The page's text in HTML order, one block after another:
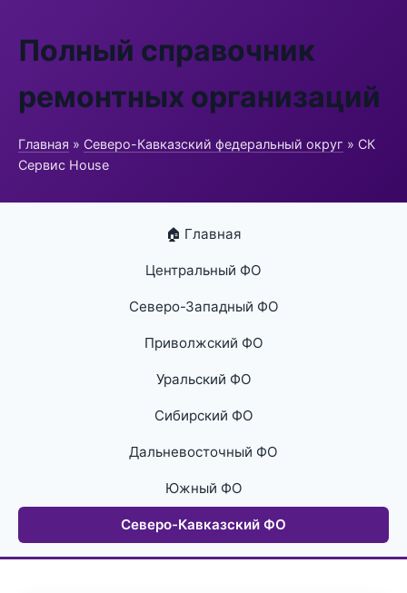
Полный справочник
ремонтных организаций
Главная » Северо-Кавказский федеральный округ » СК
Сервис House
🏠 Главная
Центральный ФО
Северо-Западный ФО
Приволжский ФО
Уральский ФО
Сибирский ФО
Дальневосточный ФО
Южный ФО
Северо-Кавказский ФО